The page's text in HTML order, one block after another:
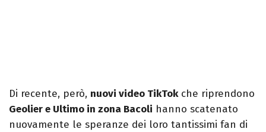
Di recente, però, nuovi video TikTokche riprendono
Geolier e Ultimo in zona Bacoli hanno scatenato
nuovamente le speranze dei loro tantissimi fan di